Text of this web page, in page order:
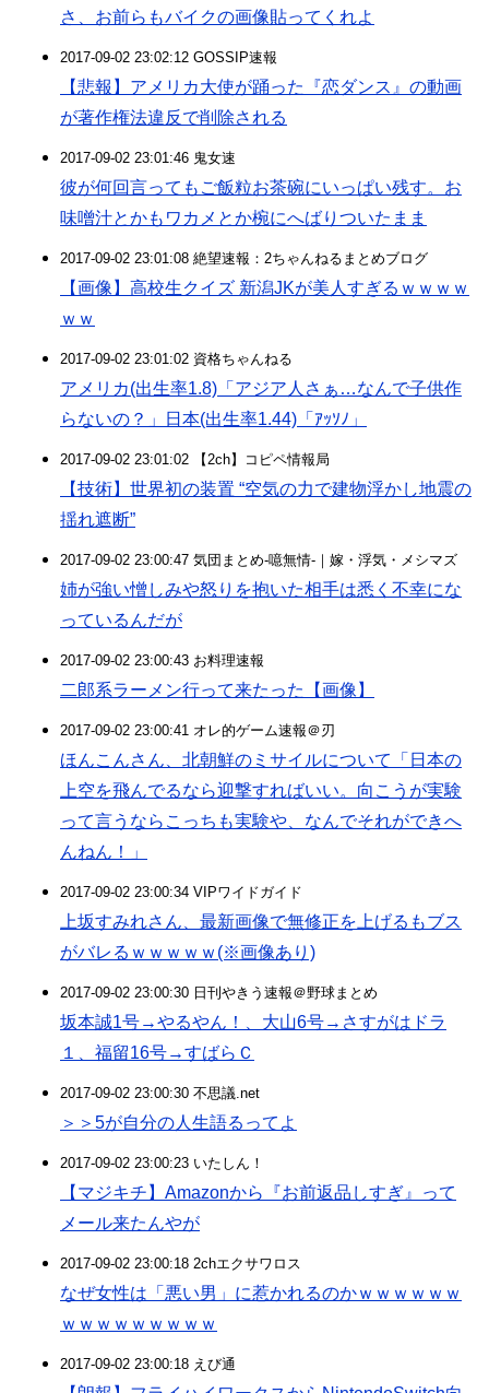
さ、お前らもバイクの画像貼ってくれよ
2017-09-02 23:02:12 GOSSIP速報
【悲報】アメリカ大使が踊った『恋ダンス』の動画
が著作権法違反で削除される
2017-09-02 23:01:46 鬼女速
彼が何回言ってもご飯粒お茶碗にいっぱい残す。お
味噌汁とかもワカメとか椀にへばりついたまま
2017-09-02 23:01:08 絶望速報：2ちゃんねるまとめブログ
【画像】高校生クイズ 新潟JKが美人すぎるｗｗｗｗ
ｗｗ
2017-09-02 23:01:02 資格ちゃんねる
アメリカ(出生率1.8)「アジア人さぁ…なんで子供作
らないの？」日本(出生率1.44)「ｱｯｿﾉ」
2017-09-02 23:01:02 【2ch】コピペ情報局
【技術】世界初の装置 “空気の力で建物浮かし地震の
揺れ遮断”
2017-09-02 23:00:47 気団まとめ-噫無情-｜嫁・浮気・メシマズ
姉が強い憎しみや怒りを抱いた相手は悉く不幸にな
っているんだが
2017-09-02 23:00:43 お料理速報
二郎系ラーメン行って来たった【画像】
2017-09-02 23:00:41 オレ的ゲーム速報＠刃
ほんこんさん、北朝鮮のミサイルについて「日本の
上空を飛んでるなら迎撃すればいい。向こうが実験
って言うならこっちも実験や、なんでそれができへ
んねん！」
2017-09-02 23:00:34 VIPワイドガイド
上坂すみれさん、最新画像で無修正を上げるもブス
がバレるｗｗｗｗｗ(※画像あり)
2017-09-02 23:00:30 日刊やきう速報＠野球まとめ
坂本誠1号→やるやん！、大山6号→さすがはドラ
１、福留16号→すばらＣ
2017-09-02 23:00:30 不思議.net
＞＞5が自分の人生語るってよ
2017-09-02 23:00:23 いたしん！
【マジキチ】Amazonから『お前返品しすぎ』って
メール来たんやが
2017-09-02 23:00:18 2chエクサワロス
なぜ女性は「悪い男」に惹かれるのかｗｗｗｗｗｗ
ｗｗｗｗｗｗｗｗｗ
2017-09-02 23:00:18 えび通